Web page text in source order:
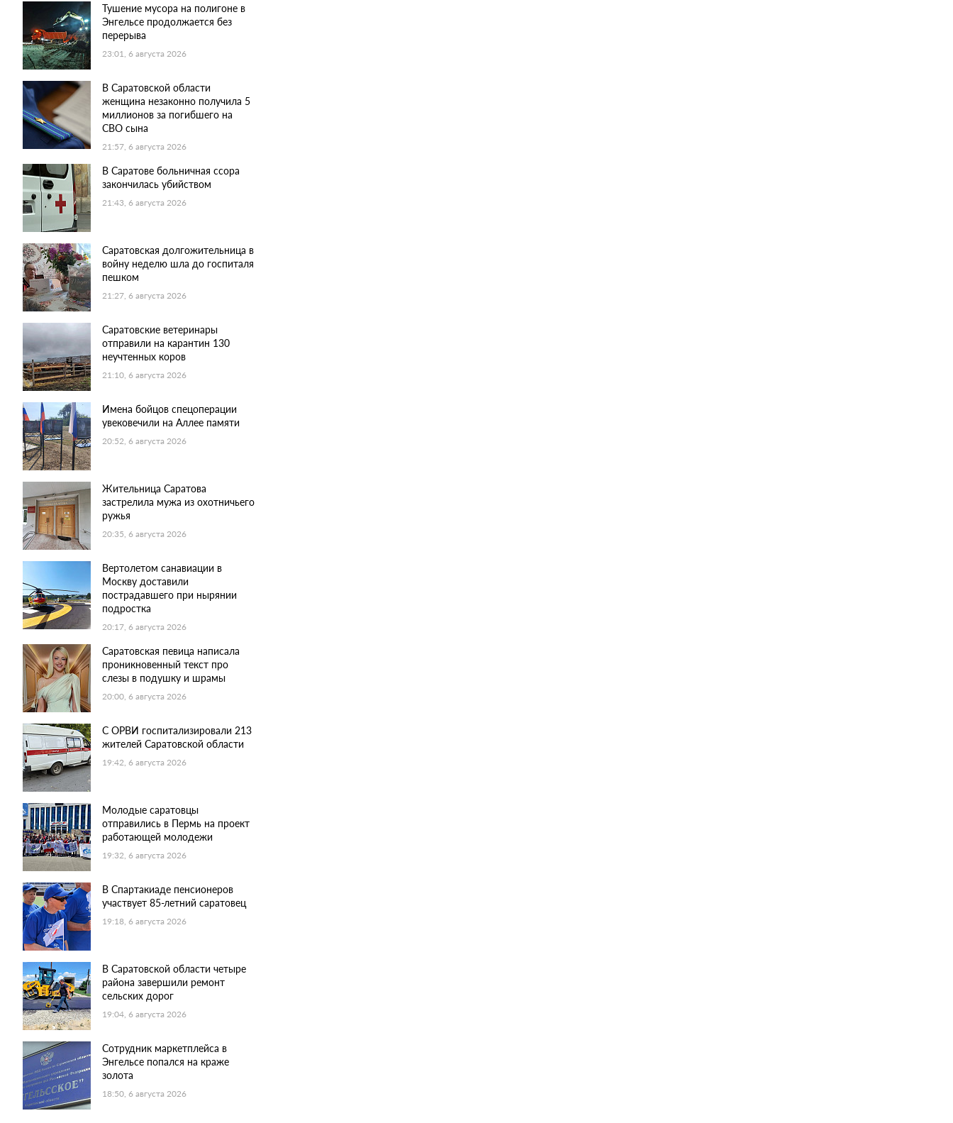
Тушение мусора на полигоне в
Энгельсе продолжается без
перерыва
23:01, 6 августа 2026
В Саратовской области
женщина незаконно получила 5
миллионов за погибшего на
СВО сына
21:57, 6 августа 2026
В Саратове больничная ссора
закончилась убийством
21:43, 6 августа 2026
Саратовская долгожительница в
войну неделю шла до госпиталя
пешком
21:27, 6 августа 2026
Саратовские ветеринары
отправили на карантин 130
неучтенных коров
21:10, 6 августа 2026
Имена бойцов спецоперации
увековечили на Аллее памяти
20:52, 6 августа 2026
Жительница Саратова
застрелила мужа из охотничьего
ружья
20:35, 6 августа 2026
Вертолетом санавиации в
Москву доставили
пострадавшего при нырянии
подростка
20:17, 6 августа 2026
Саратовская певица написала
проникновенный текст про
слезы в подушку и шрамы
20:00, 6 августа 2026
С ОРВИ госпитализировали 213
жителей Саратовской области
19:42, 6 августа 2026
Молодые саратовцы
отправились в Пермь на проект
работающей молодежи
19:32, 6 августа 2026
В Спартакиаде пенсионеров
участвует 85-летний саратовец
19:18, 6 августа 2026
В Саратовской области четыре
района завершили ремонт
сельских дорог
19:04, 6 августа 2026
Сотрудник маркетплейса в
Энгельсе попался на краже
золота
18:50, 6 августа 2026